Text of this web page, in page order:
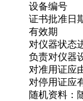
设备编号
证书批准日
有效期
对仪器状态
负责对仪器
对准用证应
对停用证应
随机资料：